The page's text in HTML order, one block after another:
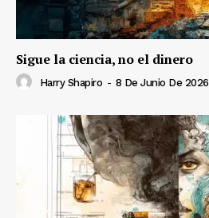
Sigue la ciencia, no el dinero
Harry Shapiro - 8 De Junio De 2026